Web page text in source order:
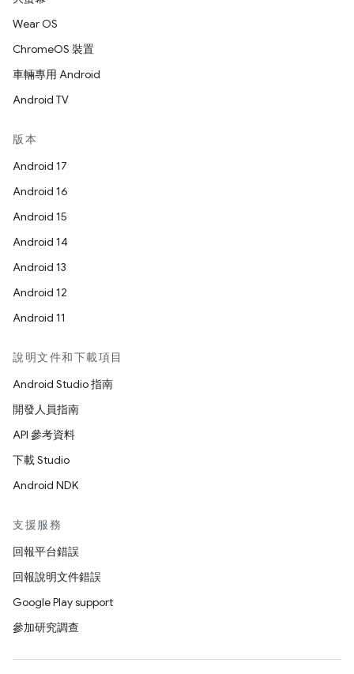
Wear OS
ChromeOS 裝置
車輛專用 Android
Android TV
版本
Android 17
Android 16
Android 15
Android 14
Android 13
Android 12
Android 11
說明文件和下載項目
Android Studio 指南
開發人員指南
API 參考資料
下載 Studio
Android NDK
支援服務
回報平台錯誤
回報說明文件錯誤
Google Play support
參加研究調查